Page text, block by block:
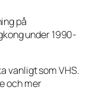
på
under 1990-
vanligt som VHS.
och mer